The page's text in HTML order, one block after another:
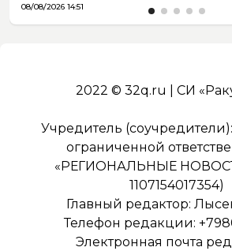
08/08/2026 14:51
2022 © 32q.ru | СИ
Учредитель
ограниченной
«РЕГИОНАЛЬНЫЕ
1107154017354)
Главный редактор:
Телефон редакции:
Электронная почта